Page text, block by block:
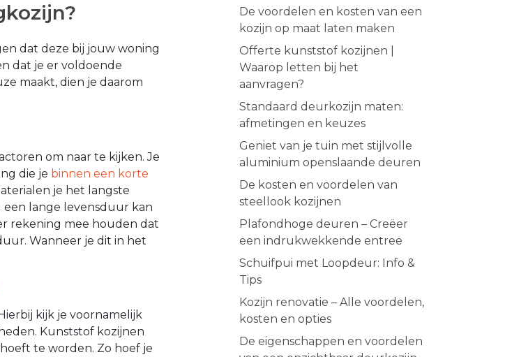
dat deze bij jouw woning
dat je er voldoende
maakt, dien je daarom
om naar te kijken. Je
die je binnen een korte
je het langste
lange levensduur kan
rekening mee houden dat
Wanneer je dit in het
kijk je voornamelijk
Kunststof kozijnen
te worden. Zo hoef je
De voordelen en kosten van een
kozijn op maat laten maken
Offerte kunststof kozijnen |
Waarop letten bij het
aanvragen?
Standaard deurkozijn maten:
afmetingen en keuzes
Geniet van je tuin met stijlvolle
aluminium openslaande deuren
De kosten en voordelen van
steellook kozijnen
Plafondhoge deuren – Creëer
een indrukwekkende entree
Schuifpui met Loopdeur: Info &
Tips
Kozijn renovatie – Alle voordelen,
kosten en opties
De eigenschappen en voordelen